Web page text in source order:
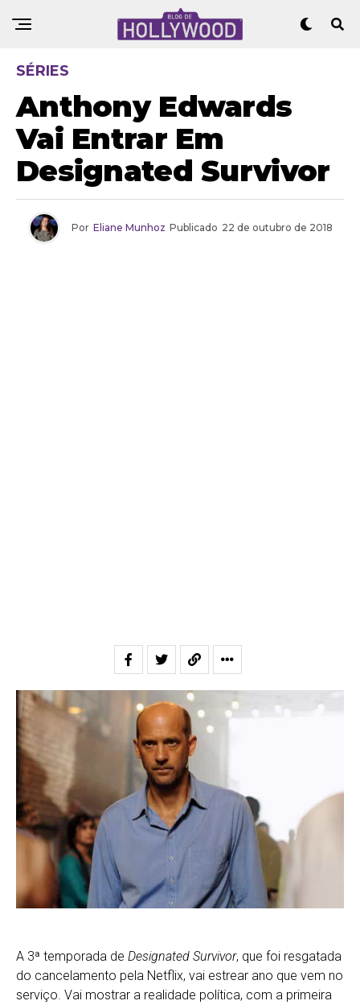
SÉRIES
Anthony Edwards
Vai Entrar Em
Designated Survivor
Por Eliane Munhoz Publicado 22 de outubro de 2018
A 3ª temporada de Designated Survivor, que foi resgatada
do cancelamento pela Netflix, vai estrear ano que vem no
serviço. Vai mostrar a realidade política, com a primeira